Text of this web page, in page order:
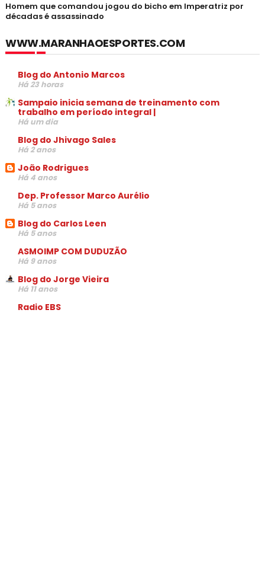
Homem que comandou jogou do bicho em Imperatriz por
décadas é assassinado
WWW.MARANHAOESPORTES.COM
Blog do Antonio Marcos
Há 23 horas
Sampaio inicia semana de treinamento com
trabalho em período integral |
Há um dia
Blog do Jhivago Sales
Há 2 anos
João Rodrigues
Há 4 anos
Dep. Professor Marco Aurélio
Há 5 anos
Blog do Carlos Leen
Há 5 anos
ASMOIMP COM DUDUZÃO
Há 9 anos
Blog do Jorge Vieira
Há 11 anos
Radio EBS